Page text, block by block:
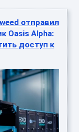
отправил
Oasis Alpha:
доступ к